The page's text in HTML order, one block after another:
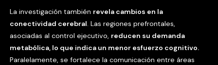
La investigación también revela cambios en la
conectividad cerebral. Las regiones prefrontales,
asociadas al control ejecutivo, reducen su demanda
metabólica, lo que indica un menor esfuerzo cognitivo.
Paralelamente, se fortalece la comunicación entre áreas